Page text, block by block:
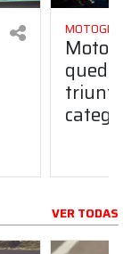
MOTOGP
VER TODAS